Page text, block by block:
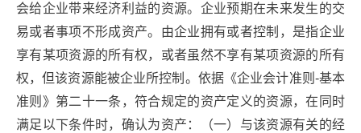
会给企业带来经济利益的资源。企业预期在未来发生的交
易或者事项不形成资产。由企业拥有或者控制，是指企业
享有某项资源的所有权，或者虽然不享有某项资源的所有
权，但该资源能被企业所控制。依据《企业会计准则-基本
准则》第二十一条，符合规定的资产定义的资源，在同时
满足以下条件时，确认为资产：（一）与该资源有关的经